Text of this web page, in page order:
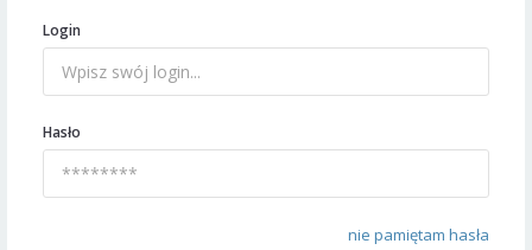
Login
Hasło
nie pamiętam hasła